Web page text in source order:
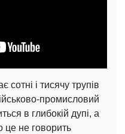
і тисячу трупів
промисловий
в глибокій дупі, а
це не говорить